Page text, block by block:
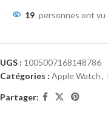
19 personnes ont vu
UGS : 1005007168148786
Catégories : Apple Watch,
Partager: